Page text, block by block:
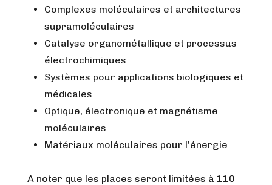
Complexes moléculaires et architectures
supramoléculaires
Catalyse organométallique et processus
électrochimiques
Systèmes pour applications biologiques et
médicales
Optique, électronique et magnétisme
moléculaires
Matériaux moléculaires pour l’énergie
A noter que les places seront limitées à 110